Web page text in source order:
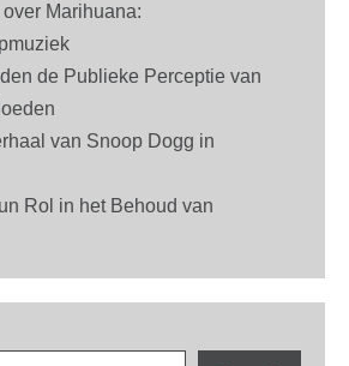
Marihuana:
de Publieke Perceptie van
van Snoop Dogg in
Rol in het Behoud van